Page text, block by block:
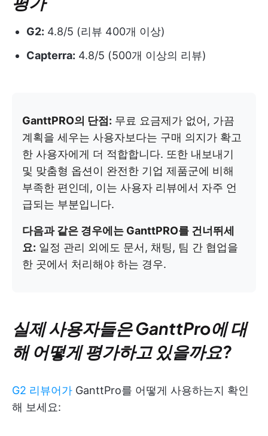
G2: 4.8/5 (리뷰 400개 이상)
Capterra: 4.8/5 (500개 이상의 리뷰)
GanttPRO의 단점: 무료 요금제가 없어, 가끔
계획을 세우는 사용자보다는 구매 의지가 확고
한 사용자에게 더 적합합니다. 또한 내보내기
및 맞춤형 옵션이 완전한 기업 제품군에 비해
부족한 편인데, 이는 사용자 리뷰에서 자주 언
급되는 부분입니다.
다음과 같은 경우에는 GanttPRO를 건너뛰세
요: 일정 관리 외에도 문서, 채팅, 팀 간 협업을
한 곳에서 처리해야 하는 경우.
실제 사용자들은 GanttPro에 대
해 어떻게 평가하고 있을까요?
G2 리뷰어가 GanttPro를 어떻게 사용하는지 확인
해 보세요: